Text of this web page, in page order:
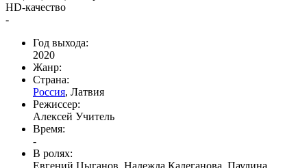
HD-качество
-
Год выхода:
2020
Жанр:
Страна:
Россия, Латвия
Режиссер:
Алексей Учитель
Время:
-
В ролях:
Евгений Цыганов, Надежда Калеганова, Паулина